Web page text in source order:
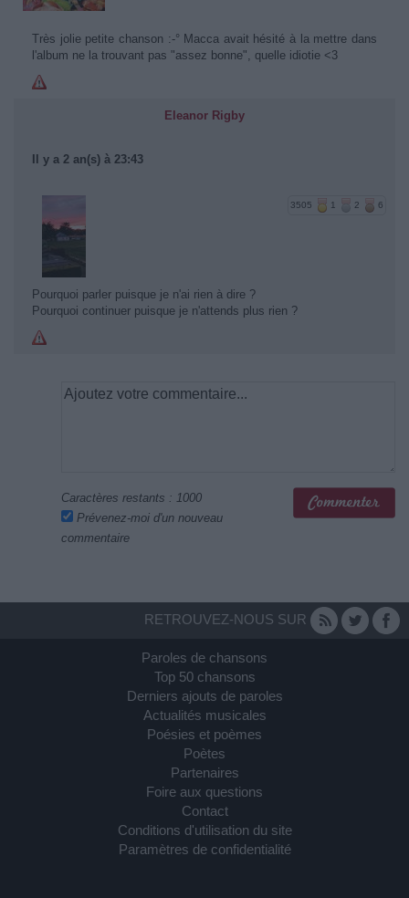
Très jolie petite chanson :-° Macca avait hésité à la mettre dans
l'album ne la trouvant pas "assez bonne", quelle idiotie <3
Eleanor Rigby
Il y a 2 an(s) à 23:43
3505 1 2 6
Pourquoi parler puisque je n'ai rien à dire ?
Pourquoi continuer puisque je n'attends plus rien ?
Caractères restants : 1000
Prévenez-moi d'un nouveau
commentaire
RETROUVEZ-NOUS SUR
Paroles de chansons
Top 50 chansons
Derniers ajouts de paroles
Actualités musicales
Poésies et poèmes
Poètes
Partenaires
Foire aux questions
Contact
Conditions d'utilisation du site
Paramètres de confidentialité